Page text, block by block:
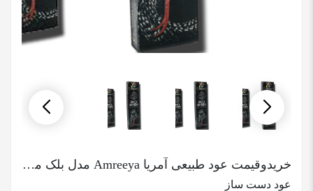
خریدوقیمت عود طبیعی آمریا Amreeya مدل بلک مامبا Black Mamba
عود دست ساز